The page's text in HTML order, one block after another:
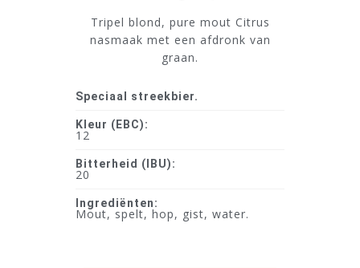
Tripel blond, pure mout Citrus
nasmaak met een afdronk van
graan.
Speciaal streekbier.
Kleur (EBC):
12
Bitterheid (IBU):
20
Ingrediënten:
Mout, spelt, hop, gist, water.